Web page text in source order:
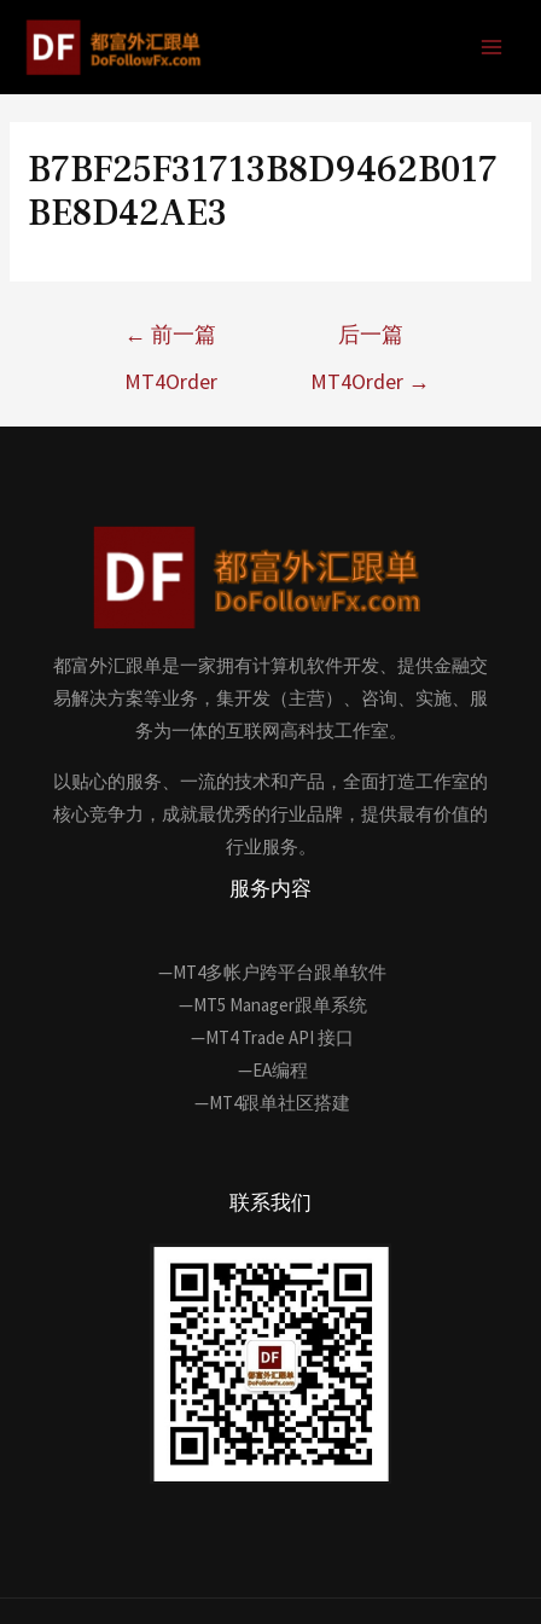
B7BF25F31713B8D9462B017
BE8D42AE3
← 前一篇
MT4Order
后一篇
MT4Order →
都富外汇跟单是一家拥有计算机软件开发、提供金融交
易解决方案等业务，集开发（主营）、咨询、实施、服
务为一体的互联网高科技工作室。
以贴心的服务、一流的技术和产品，全面打造工作室的
核心竞争力，成就最优秀的行业品牌，提供最有价值的
行业服务。
服务内容
—MT4多帐户跨平台跟单软件
—MT5 Manager跟单系统
—MT4 Trade API 接口
—EA编程
—MT4跟单社区搭建
联系我们